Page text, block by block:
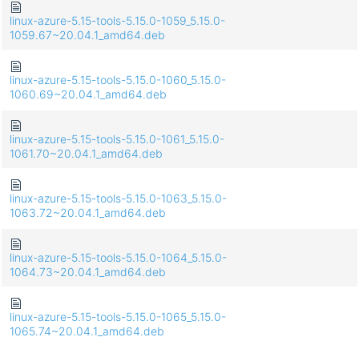
linux-azure-5.15-tools-5.15.0-1059_5.15.0-
1059.67~20.04.1_amd64.deb
linux-azure-5.15-tools-5.15.0-1060_5.15.0-
1060.69~20.04.1_amd64.deb
linux-azure-5.15-tools-5.15.0-1061_5.15.0-
1061.70~20.04.1_amd64.deb
linux-azure-5.15-tools-5.15.0-1063_5.15.0-
1063.72~20.04.1_amd64.deb
linux-azure-5.15-tools-5.15.0-1064_5.15.0-
1064.73~20.04.1_amd64.deb
linux-azure-5.15-tools-5.15.0-1065_5.15.0-
1065.74~20.04.1_amd64.deb